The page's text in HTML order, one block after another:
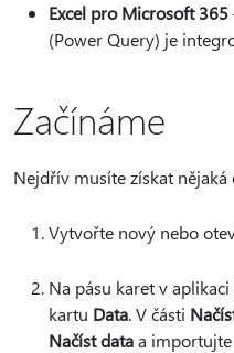
Excel pro Microsoft 365
(Power Query) je
Začínáme
Nejdřív musíte získat nějaká
Vytvořte nový nebo
Na pásu karet v
kartu Data. V části
Načíst dataa